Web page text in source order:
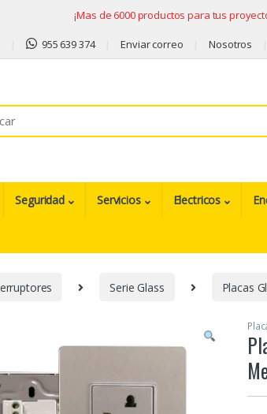
¡Mas de 6000 productos para tus
955 639 374 Enviar correo Nosotros
Seguridad Servicios Electricos
Serie Glass Placas